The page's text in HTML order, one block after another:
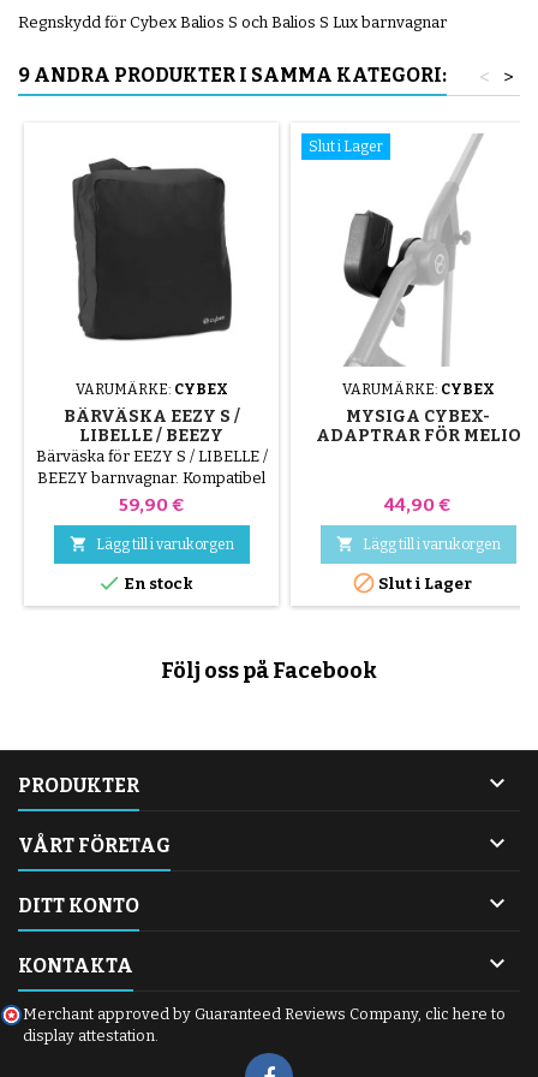
Regnskydd för Cybex Balios S och Balios S Lux barnvagnar
9 ANDRA PRODUKTER I SAMMA KATEGORI: >
<
VARUMÄRKE: CYBEX
BÄRVÄSKA EEZY S /
LIBELLE / BEEZY
Bärväska för EEZY S / LIBELLE /
BEEZY barnvagnar. Kompatibel
med Eezy S 2, Eezy S+2, Eezy S
Twist+ 2, Libelle och Beezy
barnvagnar.
Pris
59,90 €
 Lägg till i varukorgen
 En stock
Slut i Lager
VARUMÄRKE: CYBEX
MYSIGA CYBEX-
ADAPTRAR FÖR MELIO
Pris
44,90 €
 Lägg till i varukorgen
 Slut i Lager
Följ oss på Facebook
PRODUKTER 
VÅRT FÖRETAG 
DITT KONTO 
KONTAKTA 
Merchant approved by Guaranteed Reviews Company, clic here to
display attestation